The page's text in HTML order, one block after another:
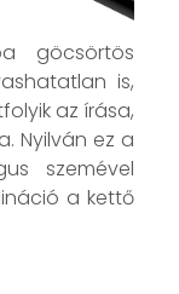
göcsörtös
is,
az írása,
Nyilván ez a
szemével
a kettő